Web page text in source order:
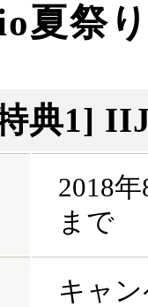
夏祭
典1]
2018
まで
キャ